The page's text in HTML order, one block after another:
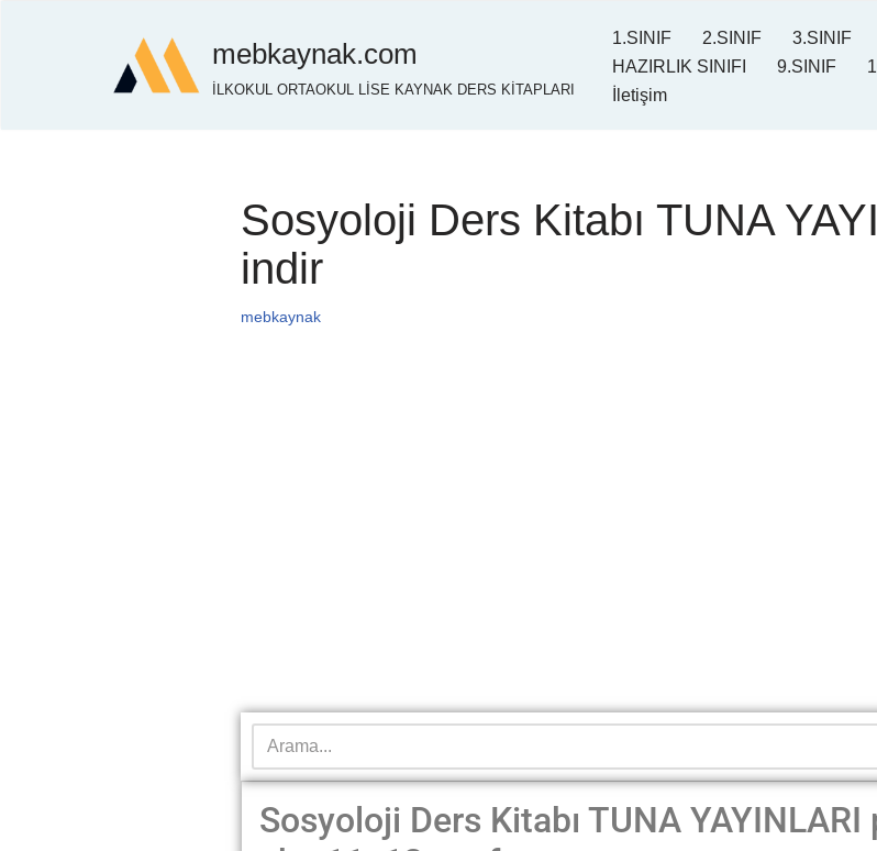
mebkaynak.com
İLKOKUL ORTAOKUL LİSE KAYNAK DERS KİTAPLARI
1.SINIF 2.SINIF 3.SINIF
HAZIRLIK SINIFI
9.SINIF
İletişim
Sosyoloji Ders Kitabı TUNA
indir
mebkaynak
Sosyoloji Ders Kitabı TUNA